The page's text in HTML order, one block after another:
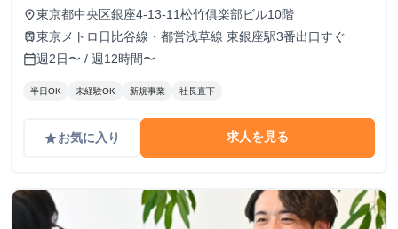
place東京都中央区銀座4-13-11松竹俱楽部ビル10階
train東京メトロ日比谷線・都営浅草線 東銀座駅3番出口すぐ
calendar_today週2日〜 / 週12時間〜
半日OK 未経験OK 新規事業 社長直下
gradeお気に入り 求人を見る